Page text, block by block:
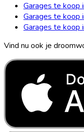
Garages te koop
Garages te koop
Garages te koop
Vind nu ook je